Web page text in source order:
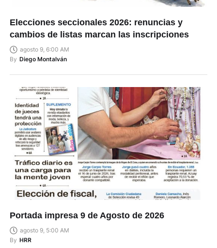
Elecciones seccionales 2026: renuncias y
cambios de listas marcan las inscripciones
agosto 9, 6:00 AM
By Diego Montalván
Portada impresa 9 de Agosto de 2026
agosto 9, 5:00 AM
By HRR